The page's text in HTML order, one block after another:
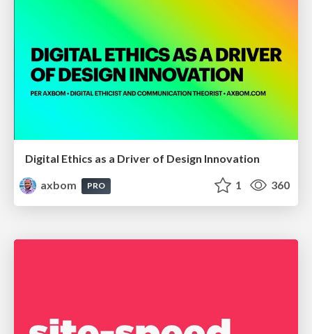
Digital Ethics as a Driver of Design Innovation
axbom
PRO 1 360